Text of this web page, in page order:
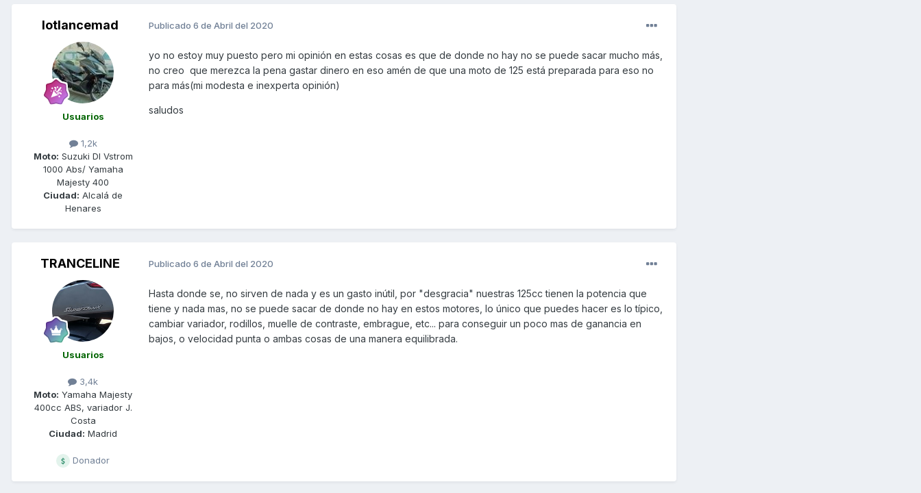
lotlancemad
Usuarios
1,2k
Moto: Suzuki Dl Vstrom
1000 Abs/ Yamaha
Majesty 400
Ciudad: Alcalá de
Henares
Publicado 6 de Abril del 2020
yo no estoy muy puesto pero mi opinión en estas cosas es que de donde no hay no se puede sacar mucho más,
no creo que merezca la pena gastar dinero en eso amén de que una moto de 125 está preparada para eso no
para más(mi modesta e inexperta opinión)
saludos
TRANCELINE
Usuarios
3,4k
Moto: Yamaha Majesty
400cc ABS, variador J.
Costa
Ciudad: Madrid
Donador
Publicado 6 de Abril del 2020
Hasta donde se, no sirven de nada y es un gasto inútil, por "desgracia" nuestras 125cc tienen la potencia que
tiene y nada mas, no se puede sacar de donde no hay en estos motores, lo único que puedes hacer es lo típico,
cambiar variador, rodillos, muelle de contraste, embrague, etc... para conseguir un poco mas de ganancia en
bajos, o velocidad punta o ambas cosas de una manera equilibrada.